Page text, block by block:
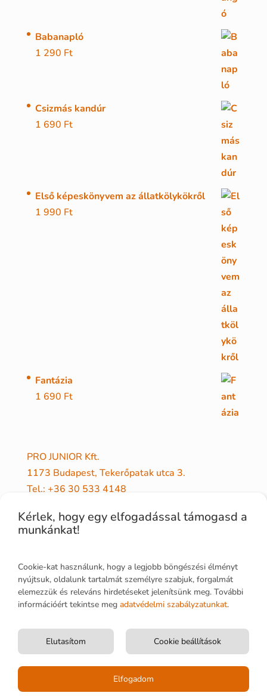
Babanapló
1 290 Ft
Csizmás kandúr
1 690 Ft
Első képeskönyvem az állatkölykökről
1 990 Ft
Fantázia
1 690 Ft
PRO JUNIOR Kft.
1173 Budapest, Tekerőpatak utca 3.
Tel.: +36 30 533 4148
Cégjegyzékszám 01-09-711094
Adószám 12940549242
© Pro Junior Könyvkiadó. Minden jog fenntartva!
Kérlek, hogy egy elfogadással támogasd a
munkánkat!
Cookie-kat használunk, hogy a legjobb böngészési élményt
nyújtsuk, oldalunk tartalmát személyre szabjuk, forgalmát
elemezzük és releváns hirdetéseket jelenítsünk meg. További
információért tekintse meg adatvédelmi szabályzatunkat.
Elfogadom
Cookie beállítások
Elutasítom